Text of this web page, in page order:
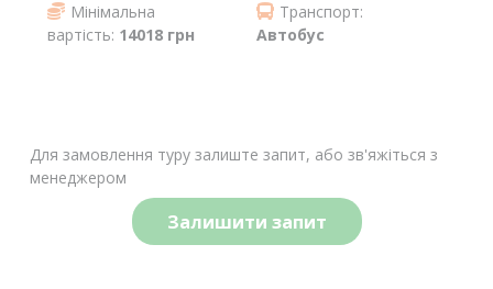
Мінімальна
вартість: 14018 грн
Транспорт:
Автобус
Для замовлення туру залиште запит, або зв'яжіться з
менеджером
Залишити запит